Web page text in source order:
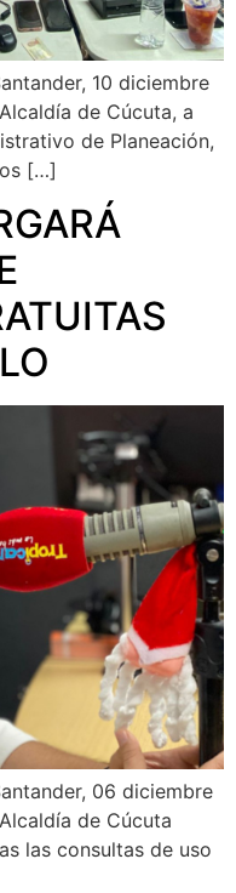
10 diciembre
de Cúcuta, a
de Planeación,
[…]
06 diciembre
de Cúcuta
las consultas de uso